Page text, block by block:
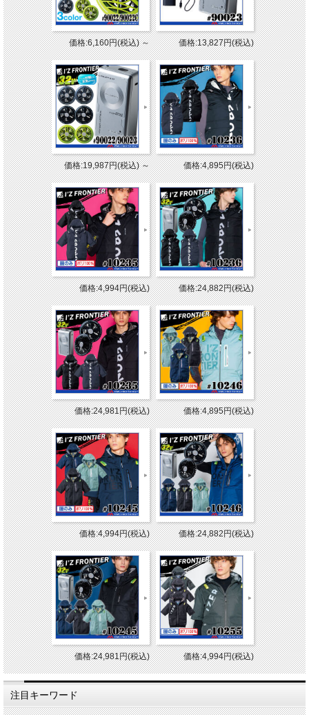
価格:6,160円(税込)～ 価格:13,827円(税込)
価格:19,987円(税込)～ 価格:4,895円(税込)
価格:4,994円(税込) 価格:24,882円(税込)
価格:24,981円(税込) 価格:4,895円(税込)
価格:4,994円(税込) 価格:24,882円(税込)
価格:24,981円(税込) 価格:4,994円(税込)
注目キーワード